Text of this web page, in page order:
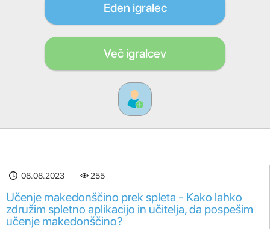
Eden igralec
Več igralcev
08.08.2023 255
Učenje makedonščino prek spleta - Kako lahko
združim spletno aplikacijo in učitelja, da pospešim
učenje makedonščino?